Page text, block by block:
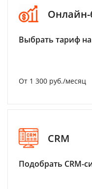
Онлайн-
Выбрать тариф
От 1 300 руб./месяц
CRM
Подобрать CRM-